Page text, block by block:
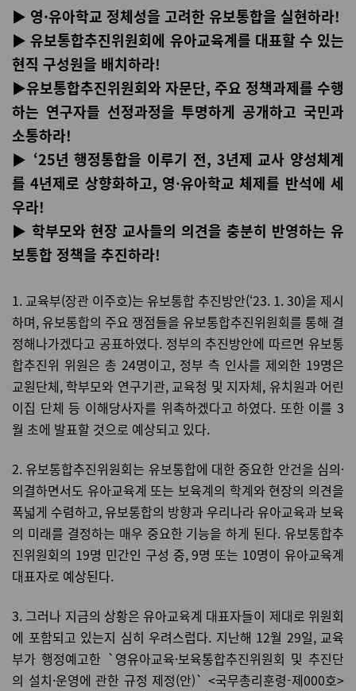
▶ 영·유아학교 정체성을 고려한 유보통합을 실현하라!
▶ 유보통합추진위원회에 유아교육계를 대표할 수 있는
현직 구성원을 배치하라!
▶유보통합추진위원회와 자문단, 주요 정책과제를 수행
하는 연구자들 선정과정을 투명하게 공개하고 국민과
소통하라!
▶ ‘25년 행정통합을 이루기 전, 3년제 교사 양성체계
를 4년제로 상향화하고, 영·유아학교 체제를 반석에 세
우라!
▶ 학부모와 현장 교사들의 의견을 충분히 반영하는 유
보통합 정책을 추진하라!
1. 교육부(장관 이주호)는 유보통합 추진방안(‘23. 1. 30)을 제시
하며, 유보통합의 주요 쟁점들을 유보통합추진위원회를 통해 결
정해나가겠다고 공표하였다. 정부의 추진방안에 따르면 유보통
합추진위 위원은 총 24명이고, 정부 측 인사를 제외한 19명은
교원단체, 학부모와 연구기관, 교육청 및 지자체, 유치원과 어린
이집 단체 등 이해당사자를 위촉하겠다고 하였다. 또한 이를 3
월 초에 발표할 것으로 예상되고 있다.
2. 유보통합추진위원회는 유보통합에 대한 중요한 안건을 심의·
의결하면서도 유아교육계 또는 보육계의 학계와 현장의 의견을
폭넓게 수렴하고, 유보통합의 방향과 우리나라 유아교육과 보육
의 미래를 결정하는 매우 중요한 기능을 하게 된다. 유보통합추
진위원회의 19명 민간인 구성 중, 9명 또는 10명이 유아교육계
대표자로 예상된다.
3. 그러나 지금의 상황은 유아교육계 대표자들이 제대로 위원회
에 포함되고 있는지 심히 우려스럽다. 지난해 12월 29일, 교육
부가 행정예고한 `영유아교육·보육통합추진위원회 및 추진단
의 설치·운영에 관한 규정 제정(안)` <국무총리훈령-제000호>